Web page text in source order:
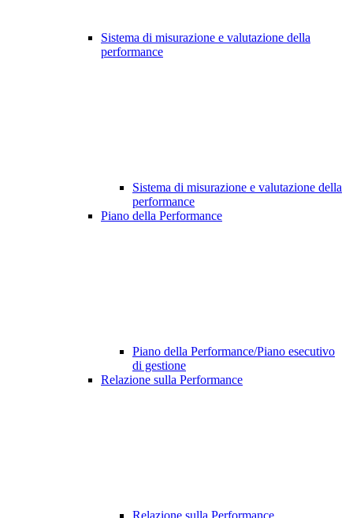
Sistema di misurazione e valutazione della
performance
Sistema di misurazione e valutazione della
performance
Piano della Performance
Piano della Performance/Piano esecutivo
di gestione
Relazione sulla Performance